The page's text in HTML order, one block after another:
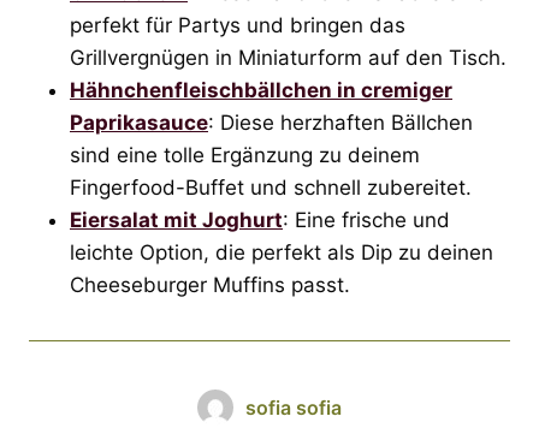
perfekt für Partys und bringen das
Grillvergnügen in Miniaturform auf den Tisch.
Hähnchenfleischbällchen in cremiger
Paprikasauce: Diese herzhaften Bällchen
sind eine tolle Ergänzung zu deinem
Fingerfood-Buffet und schnell zubereitet.
Eiersalat mit Joghurt: Eine frische und
leichte Option, die perfekt als Dip zu deinen
Cheeseburger Muffins passt.
sofia sofia